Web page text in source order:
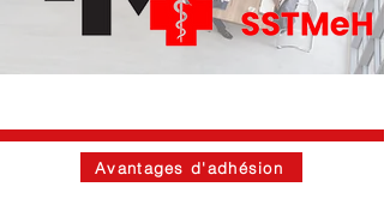
Avantages d'adhésion